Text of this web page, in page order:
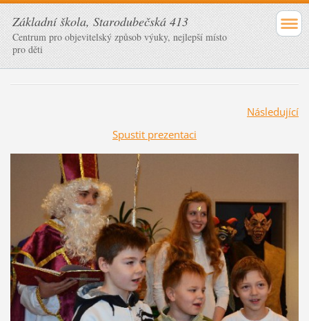
Základní škola, Starodubečská 413
Centrum pro objevitelský způsob výuky, nejlepší místo
pro děti
Následující
Spustit prezentaci